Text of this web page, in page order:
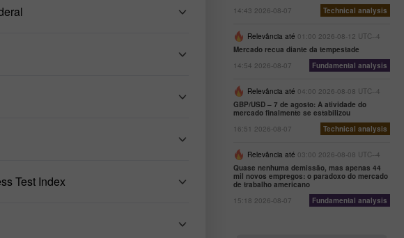
Test Index
14:43 2026-08-07
Technical analysis
Relevância até 01:00 2026-08-12 UTC--4
Mercado recua diante da tempestade
14:54 2026-08-07
Fundamental analysis
Relevância até 04:00 2026-08-08 UTC--4
GBP/USD – 7 de agosto: A atividade do
mercado finalmente se estabilizou
16:51 2026-08-07
Technical analysis
Relevância até 03:00 2026-08-08 UTC--4
Quase nenhuma demissão, mas apenas 44
mil novos empregos: o paradoxo do mercado
de trabalho americano
15:18 2026-08-07
Fundamental analysis